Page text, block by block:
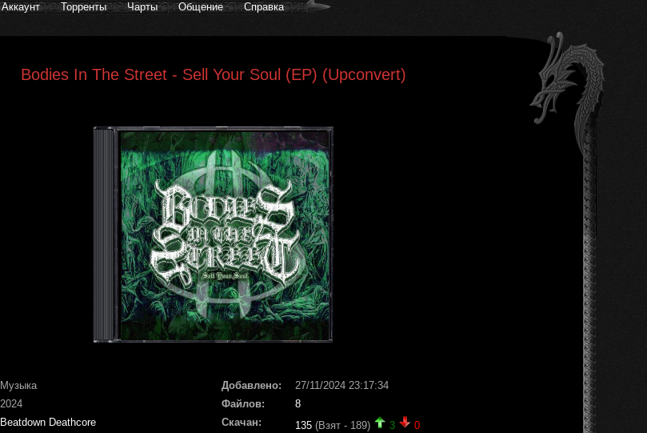
Аккаунт Торренты Чарты Общение Справка
Bodies In The Street - Sell Your Soul (EP) (Upconvert)
Музыка
2024
Beatdown Deathcore
Добавлено:
27/11/2024 23:17:34
Файлов:
8
Скачан:
135 (Взят - 189) 3
0